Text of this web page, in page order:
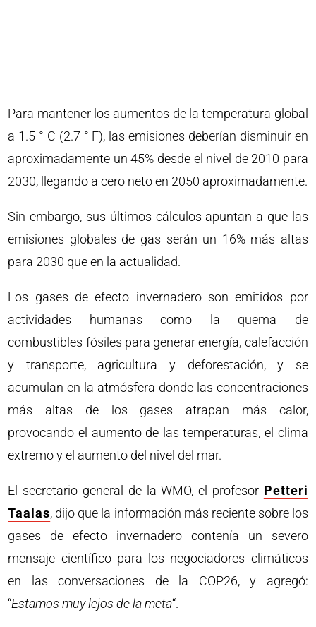
Para mantener los aumentos de la temperatura global
a 1.5 ° C (2.7 ° F), las emisiones deberían disminuir en
aproximadamente un 45% desde el nivel de 2010 para
2030, llegando a cero neto en 2050 aproximadamente.
Sin embargo, sus últimos cálculos apuntan a que las
emisiones globales de gas serán un 16% más altas
para 2030 que en la actualidad.
Los gases de efecto invernadero son emitidos por
actividades humanas como la quema de
combustibles fósiles para generar energía, calefacción
y transporte, agricultura y deforestación, y se
acumulan en la atmósfera donde las concentraciones
más altas de los gases atrapan más calor,
provocando el aumento de las temperaturas, el clima
extremo y el aumento del nivel del mar.
El secretario general de la WMO, el profesor Petteri
Taalas, dijo que la información más reciente sobre los
gases de efecto invernadero contenía un severo
mensaje científico para los negociadores climáticos
en las conversaciones de la COP26, y agregó:
“Estamos muy lejos de la meta“.